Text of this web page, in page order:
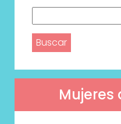
Mujeres